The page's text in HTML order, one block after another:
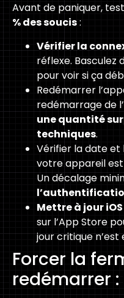
Avant de paniquer,
% des soucis:
Vérifier la
réflexe. Basculez
pour voir si ça
Redémarrer
redémarrage de
une quantité
techniques.
Vérifier la date et
votre appareil est
Un décalage
Mettre à jour
sur l’App Store
jour critique
Forcer la
redémarrer